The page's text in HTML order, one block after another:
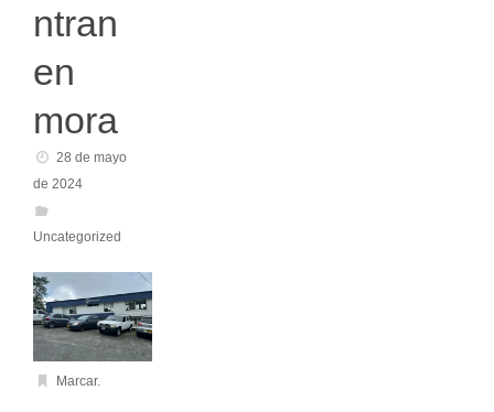
ntran
en
mora
28 de mayo
de 2024
Uncategorized
Marcar.